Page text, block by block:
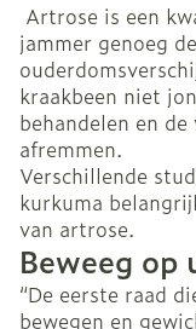
Artrose is een
jammer genoeg
kraakbeen niet
behandelen en
afremmen.
Verschillende
kurkuma
van artrose.
Beweeg op
“De eerste raad
bewegen en